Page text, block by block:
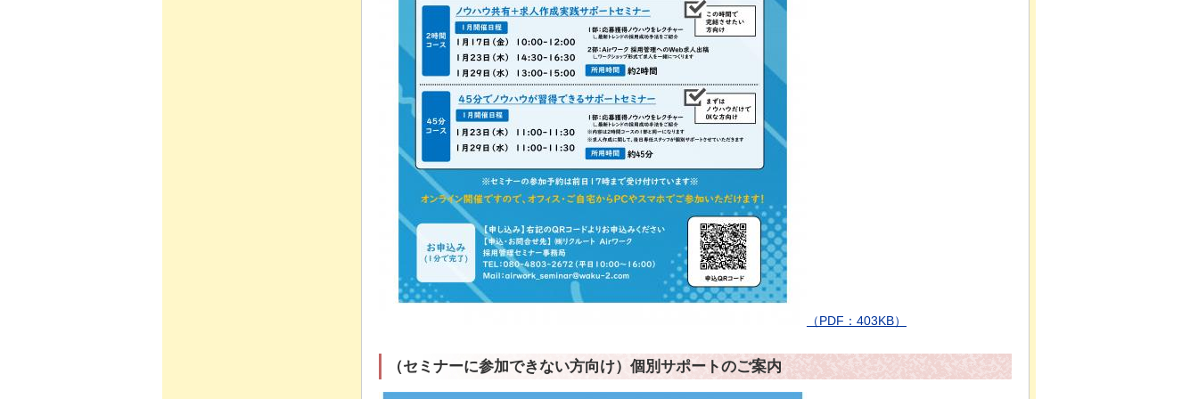
（PDF：403KB）
（セミナーに参加できない方向け）個別サポートのご案内